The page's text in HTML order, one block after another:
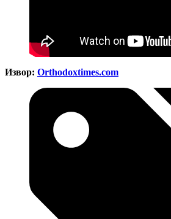
Извор: Оrthodoxtimes.com